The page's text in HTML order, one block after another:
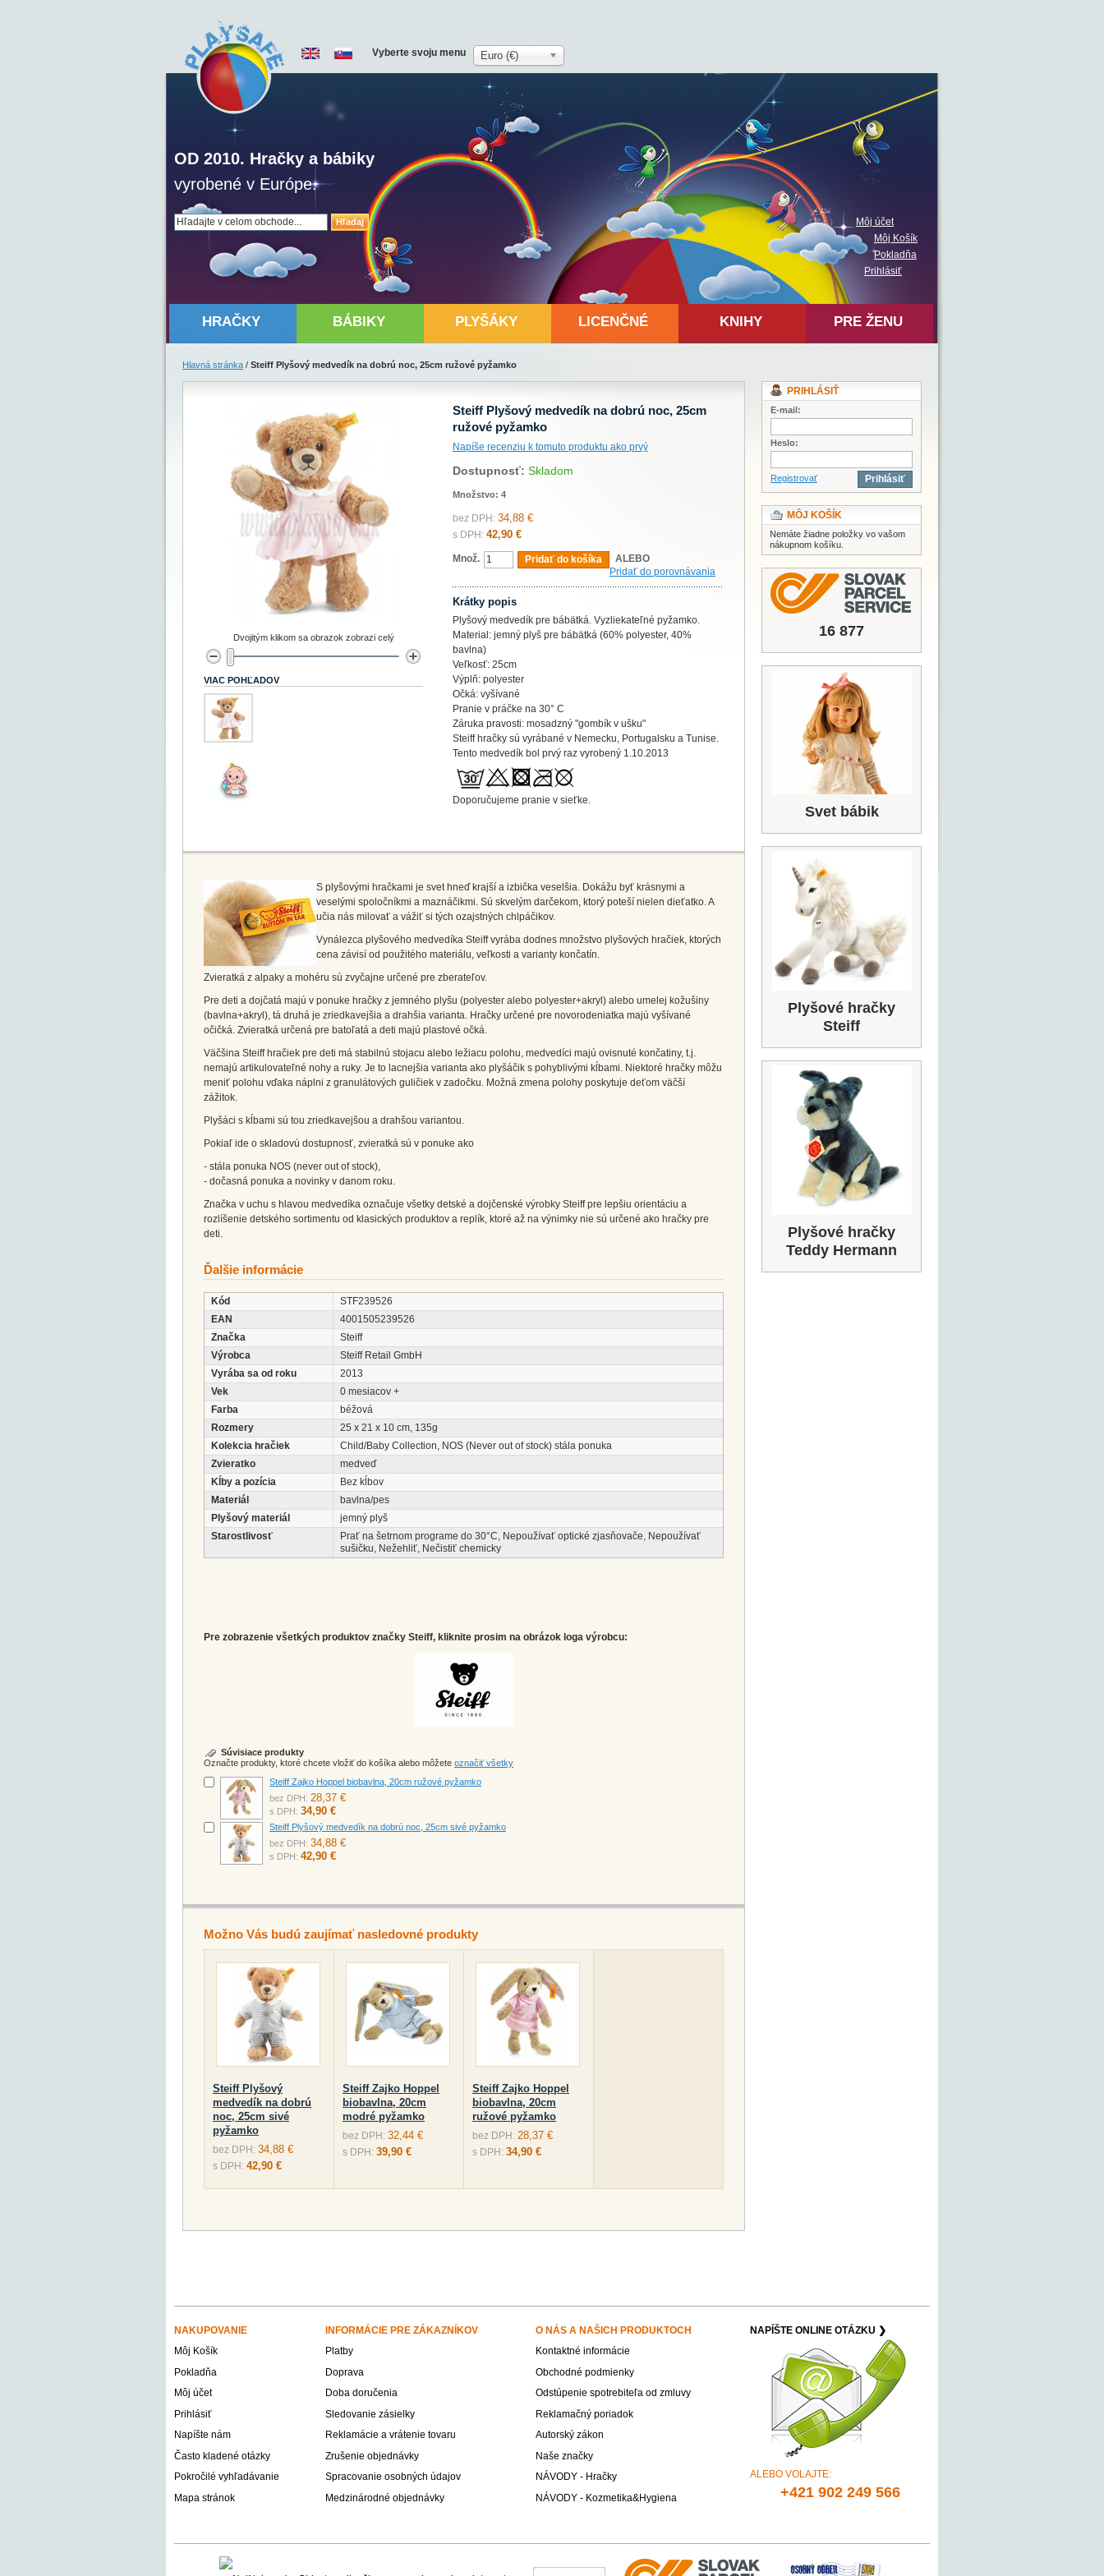
Hľadaj
OD 2010. Hračky a bábiky
vyrobené v Európe.
Môj účet
Môj Košík
Pokladňa
Prihlásiť
Vyberte svoju menu Euro (€)
HRAČKY BÁBIKY PLYŠÁKY LICENČNÉ KNIHY PRE ŽENU
Hlavná stránka / Steiff Plyšový medvedík na dobrú noc, 25cm ružové pyžamko
Steiff Plyšový medvedík na dobrú noc, 25cm
ružové pyžamko
Napíše recenziu k tomuto produktu ako prvý
Dostupnosť: Skladom
Množstvo: 4
bez DPH: 34,88 €
s DPH: 42,90 €
Množ. Pridať do košíka
ALEBO
Pridať do porovnávania
Krátky popis
Plyšový medvedík pre bábätká. Vyzliekateľné pyžamko.
Material: jemný plyš pre bábätká (60% polyester, 40%
bavlna)
Veľkosť: 25cm
Výplň: polyester
Očká: vyšívané
Pranie v práčke na 30° C
Záruka pravosti: mosadzný "gombík v ušku"
Steiff hračky sú vyrábané v Nemecku, Portugalsku a Tunise.
Tento medvedík bol prvý raz vyrobený 1.10.2013
Doporučujeme pranie v sieťke.
Dvojitým klikom sa obrazok zobrazi celý
VIAC POHĽADOV
S plyšovými hračkami je svet hneď krajší a izbička veselšia. Dokážu byť krásnymi a
veselými spoločníkmi a maznáčikmi. Sú skvelým darčekom, ktorý poteší nielen dieťatko. A
učia nás milovať a vážiť si tých ozajstných chlpáčikov.
Vynálezca plyšového medvedíka Steiff vyrába dodnes množstvo plyšových hračiek, ktorých
cena závisí od použitého materiálu, veľkosti a varianty končatín.
Zvieratká z alpaky a mohéru sú zvyčajne určené pre zberateľov.
Pre deti a dojčatá majú v ponuke hračky z jemného plyšu (polyester alebo polyester+akryl) alebo umelej kožušiny
(bavlna+akryl), tá druhá je zriedkavejšia a drahšia varianta. Hračky určené pre novorodeniatka majú vyšívané
očičká. Zvieratká určená pre batoľatá a deti majú plastové očká.
Väčšina Steiff hračiek pre deti má stabilnú stojacu alebo ležiacu polohu, medvedíci majú ovisnuté končatiny, t.j.
nemajú artikulovateľné nohy a ruky. Je to lacnejšia varianta ako plyšáčik s pohyblivými kĺbami. Niektoré hračky môžu
meniť polohu vďaka náplni z granulátových guličiek v zadočku. Možná zmena polohy poskytuje deťom väčší
zážitok.
Plyšáci s kĺbami sú tou zriedkavejšou a drahšou variantou.
Pokiaľ ide o skladovú dostupnosť, zvieratká sú v ponuke ako
- stála ponuka NOS (never out of stock),
- dočasná ponuka a novinky v danom roku.
Značka v uchu s hlavou medvedíka označuje všetky detské a dojčenské výrobky Steiff pre lepšiu orientáciu a
rozlíšenie detského sortimentu od klasických produktov a replík, ktoré až na výnimky nie sú určené ako hračky pre
deti.
Ďalšie informácie
Kód
STF239526
EAN
4001505239526
Značka
Steiff
Výrobca
Steiff Retail GmbH
Vyrába sa od roku
2013
Vek
0 mesiacov +
Farba
béžová
Rozmery
25 x 21 x 10 cm, 135g
Kolekcia hračiek
Child/Baby Collection, NOS (Never out of stock) stála ponuka
Zvieratko
medveď
Kĺby a pozícia
Bez kĺbov
Materiál
bavlna/pes
Plyšový materiál
jemný plyš
Starostlivosť
Prať na šetrnom programe do 30°C, Nepoužívať optické zjasňovače, Nepoužívať
sušičku, Nežehliť, Nečistiť chemicky
Pre zobrazenie všetkých produktov značky Steiff, kliknite prosim na obrázok loga výrobcu:
Súvisiace produkty
Označte produkty, ktoré chcete vložiť do košíka alebo môžete označiť všetky
Steiff Zajko Hoppel biobavlna, 20cm ružové pyžamko
bez DPH: 28,37 €
s DPH: 34,90 €
Steiff Plyšový medvedík na dobrú noc, 25cm sivé pyžamko
bez DPH: 34,88 €
s DPH: 42,90 €
Možno Vás budú zaujímať nasledovné produkty
Steiff Plyšový
medvedík na dobrú
noc, 25cm sivé
pyžamko
bez DPH: 34,88 €
s DPH: 42,90 €
Steiff Zajko Hoppel
biobavlna, 20cm
modré pyžamko
bez DPH: 32,44 €
s DPH: 39,90 €
Steiff Zajko Hoppel
biobavlna, 20cm
ružové pyžamko
bez DPH: 28,37 €
s DPH: 34,90 €
PRIHLÁSIŤ
E-mail:
Heslo:
Registrovať Prihlásiť
MÔJ KOŠÍK
Nemáte žiadne položky vo vašom
nákupnom košíku.
16 877
Svet bábik
Plyšové hračky
Steiff
Plyšové hračky
Teddy Hermann
NAKUPOVANIE INFORMÁCIE PRE ZÁKAZNÍKOV O NÁS A NAŠICH PRODUKTOCH NAPÍŠTE ONLINE OTÁZKU ❯
ALEBO VOLAJTE:
+421 902 249 566
Môj Košík Platby
Kontaktné informácie
Pokladňa
Doprava
Obchodné podmienky
Môj účet
Doba doručenia
Odstúpenie spotrebiteľa od zmluvy
Prihlásiť
Sledovanie zásielky
Reklamačný poriadok
Napíšte nám
Reklamácie a vrátenie tovaru
Autorský zákon
Často kladené otázky
Zrušenie objednávky
Naše značky
Pokročilé vyhľadávanie
Spracovanie osobných údajov
NÁVODY - Hračky
Mapa stránok
Medzinárodné objednávky NÁVODY - Kozmetika&Hygiena